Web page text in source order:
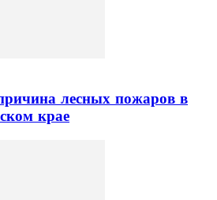
лесных пожаров в
крае